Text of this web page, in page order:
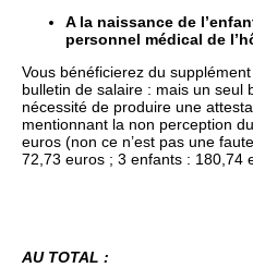
A la naissance de
personnel médical de
Vous bénéficierez du
bulletin de salaire : mais un seul
nécessité de produire une
mentionnant la non perception
euros (non ce n’est pas une
72,73 euros ; 3 enfants : 180,74
AU TOTAL :